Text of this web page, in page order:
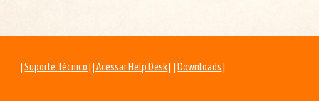
|Suporte Técnico| |Acessar Help Desk| |Downloads|